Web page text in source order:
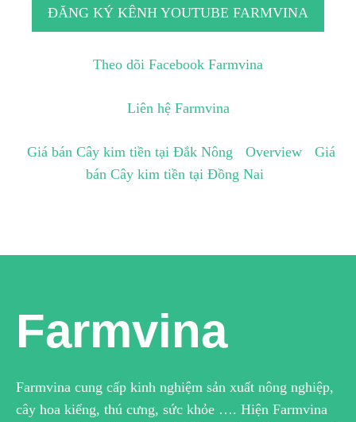
ĐĂNG KÝ KÊNH YOUTUBE FARMVINA
Theo dõi Facebook Farmvina
Liên hệ Farmvina
Giá bán Cây kim tiền tại Đắk Nông Overview
Giá
bán Cây kim tiền tại Đồng Nai
Farmvina
Farmvina cung cấp kinh nghiệm sản xuất nông nghiệp,
cây hoa kiểng, thú cưng, sức khỏe …. Hiện Farmvina